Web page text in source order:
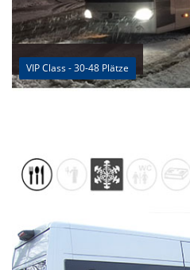
VIP Class - 30-48 Plätze